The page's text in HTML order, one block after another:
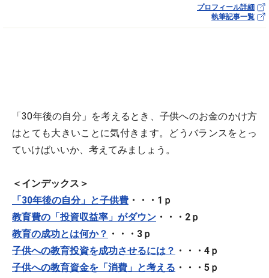
プロフィール詳細
執筆記事一覧
「30年後の自分」を考えるとき、子供へのお金のかけ方
はとても大きいことに気付きます。どうバランスをとっ
ていけばいいか、考えてみましょう。
＜インデックス＞
「30年後の自分」と子供費 ・・・1ｐ
教育費の「投資収益率」がダウン ・・・2ｐ
教育の成功とは何か？ ・・・3ｐ
子供への教育投資を成功させるには？ ・・・4ｐ
子供への教育資金を「消費」と考える ・・・5ｐ